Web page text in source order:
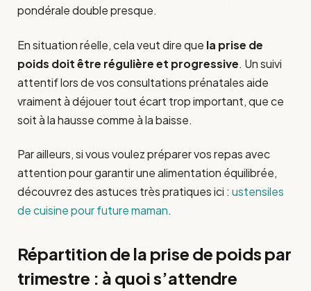
pondérale double presque.
En situation réelle, cela veut dire que la prise de
poids doit être régulière et progressive. Un suivi
attentif lors de vos consultations prénatales aide
vraiment à déjouer tout écart trop important, que ce
soit à la hausse comme à la baisse.
Par ailleurs, si vous voulez préparer vos repas avec
attention pour garantir une alimentation équilibrée,
découvrez des astuces très pratiques ici : ustensiles
de cuisine pour future maman.
Répartition de la prise de poids par
trimestre : à quoi s’attendre